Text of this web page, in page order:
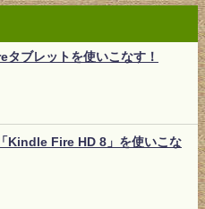
タブレットを使いこなす！
Kindle Fire HD 8」を使いこな